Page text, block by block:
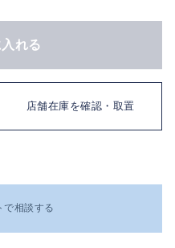
れる
店舗在庫を確認・取置
で相談する